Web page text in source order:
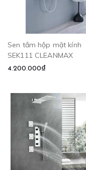
Sen tắm hộp mặt kính
SEK111 CLEANMAX
4.200.000₫